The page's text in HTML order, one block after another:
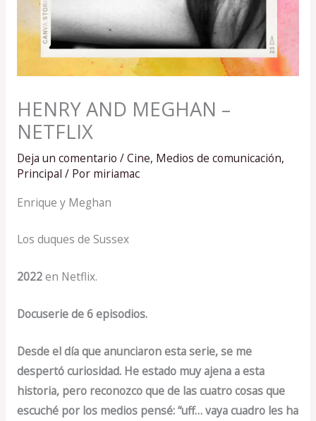
HENRY AND MEGHAN –
NETFLIX
Deja un comentario /Cine, Medios de comunicación,
Principal / Por miriamac
Enrique y Meghan
Los duques de Sussex
2022en Netflix.
Docuserie de 6 episodios.
Desde el día que anunciaron esta serie, se me
despertó curiosidad. He estado muy ajena a esta
historia, pero reconozco que de las cuatro cosas que
escuché por los medios pensé: “uff… vaya cuadro les ha